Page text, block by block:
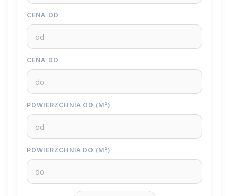
CENA OD
CENA DO
POWIERZCHNIA OD (M²)
POWIERZCHNIA DO (M²)